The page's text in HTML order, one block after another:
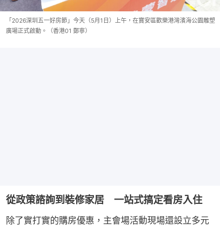
「2026深圳五一好房節」今天（5月1日）上午，在寶安區歡樂港灣濱海公園雕塑
廣場正式啟動。（香港01 鄭寧）
從政策諮詢到裝修家居 一站式搞定看房入住
除了實打實的購房優惠，主會場活動現場還設立多元